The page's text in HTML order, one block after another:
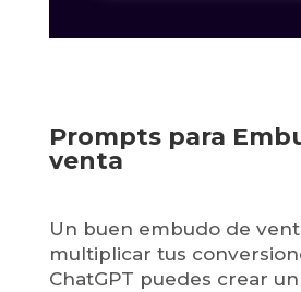
Prompts para
venta
Un buen embudo de
multiplicar tus
ChatGPT puedes crear